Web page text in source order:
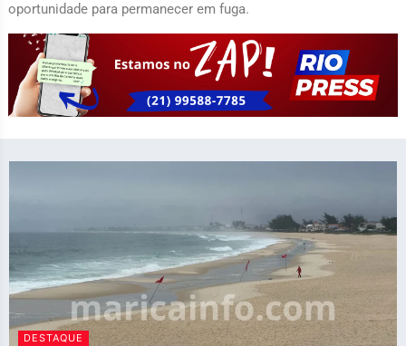
oportunidade para permanecer em fuga.
DESTAQUE